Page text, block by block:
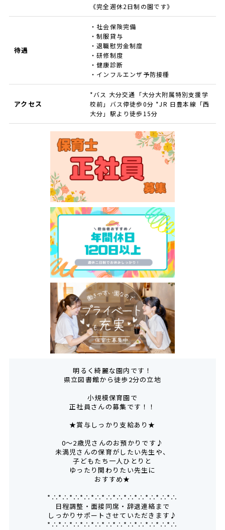
《完全週休2日制の園です》
待遇
・社会保険完備
・制服貸与
・退職慰労金制度
・研修制度
・健康診断
・インフルエンザ予防接種
アクセス
*バス 大分交通「大分大附属特別支援学
校前」バス停徒歩0分 *JR 日豊本線「西
大分」駅より徒歩15分
明るく綺麗な園内です！
県立図書館から徒歩2分の立地
小規模保育園で
正社員さんの募集です！！
★賞与しっかり支給あり★
0～2歳児さんのお預かりです♪
未満児さんの保育がしたい先生や、
子どもたち一人ひとりと
ゆったり関わりたい先生に
おすすめ★
*∴*∴*∴*∴*∴*∴*∴*∴*∴*∴*∴*∴
日程調整・面接同席・辞退連絡まで
しっかりサポートさせていただきます♪
*∴*∴*∴*∴*∴*∴*∴*∴*∴*∴*∴*∴